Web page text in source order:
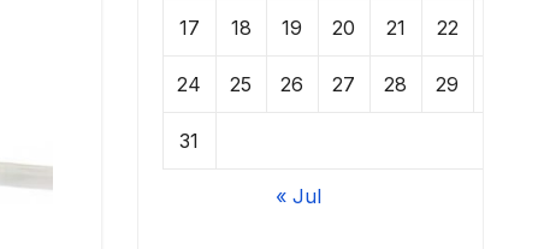
17 18 19 20 21 22
24 25 26 27 28 29
31
« Jul